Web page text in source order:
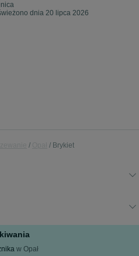
dnia 20 lipca 2026
Brykiet
w Opał